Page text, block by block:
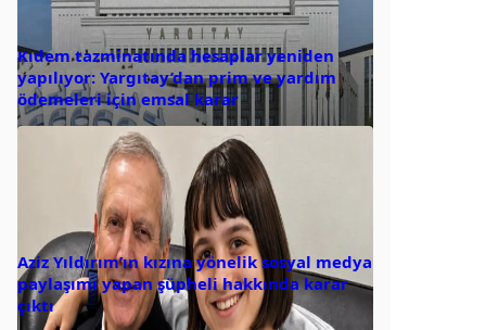
Kıdem tazminatında hesaplar yeniden
yapılıyor: Yargıtay’dan prim ve yardım
ödemeleri için emsal karar
Aziz Yıldırım’ın kızına yönelik sosyal medya
paylaşımı yapan şüpheli hakkında karar
çıktı